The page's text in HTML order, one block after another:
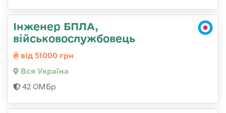
Інженер БПЛА,
військовослужбовець
від 51000 грн
Вся Україна
42 ОМБр